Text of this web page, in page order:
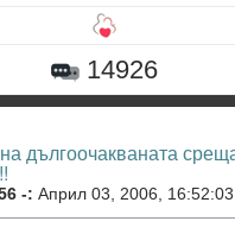
14926
дългоочакваната
-: Април 03, 2006,